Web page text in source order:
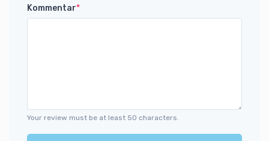
Kommentar*
Your review must be at least 50 characters.